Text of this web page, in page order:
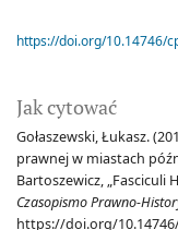
Jak cytować
Gołaszewski, Łukasz.
prawnej w miastach
Bartoszewicz, „Fasciculi
Czasopismo Prawno-
https://doi.org/
https://doi.org/10.14746/